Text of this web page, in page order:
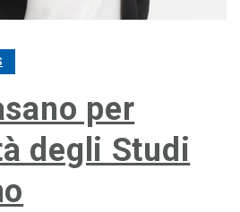
per
degli Studi